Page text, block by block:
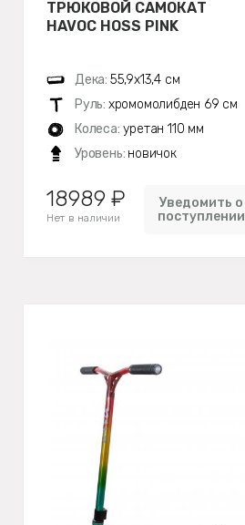
ТРЮКОВОЙ САМОКАТ
HAVOC HOSS PINK
Дека: 55,9x13,4 см
Руль: хромомолибден 69 см
Колеса: уретан 110 мм
Уровень: новичок
18989 ₽
Нет в наличии
Уведомить о
поступлении